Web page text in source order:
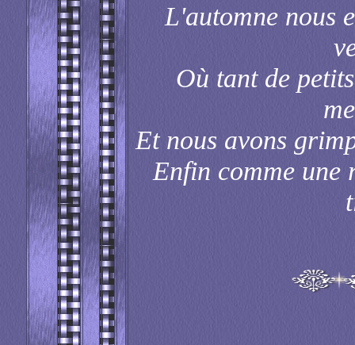
L'automne nous
Où tant de
Et nous avons
Enfin comme une